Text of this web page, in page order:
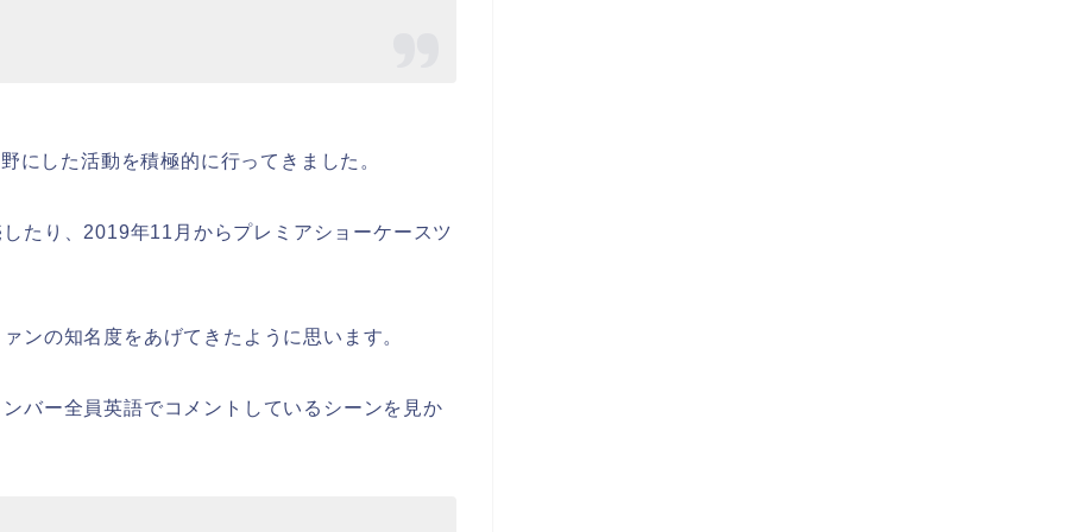
にした活動を積極的に行ってきました。
たり、2019年11月からプレミアショーケースツ
ンの知名度をあげてきたように思います。
バー全員英語でコメントしているシーンを見か